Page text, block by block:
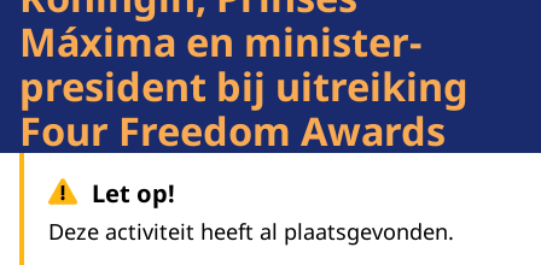
Máxima en minister-
president bij uitreiking
Four Freedom Awards
Let op!
Deze activiteit heeft al plaatsgevonden.